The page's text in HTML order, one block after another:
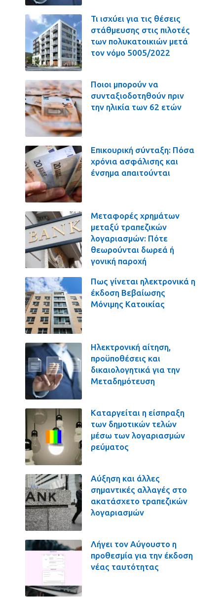
Τι ισχύει για τις θέσεις
στάθμευσης στις πιλοτές
των πολυκατοικιών μετά
τον νόμο 5005/2022
Ποιοι μπορούν να
συνταξιοδοτηθούν πριν
την ηλικία των 62 ετών
Επικουρική σύνταξη: Πόσα
χρόνια ασφάλισης και
ένσημα απαιτούνται
Μεταφορές χρημάτων
μεταξύ τραπεζικών
λογαριασμών: Πότε
θεωρούνται δωρεά ή
γονική παροχή
Πως γίνεται ηλεκτρονικά η
έκδοση Βεβαίωσης
Μόνιμης Κατοικίας
Ηλεκτρονική αίτηση,
προϋποθέσεις και
δικαιολογητικά για την
Μεταδημότευση
Καταργείται η είσπραξη
των δημοτικών τελών
μέσω των λογαριασμών
ρεύματος
Αύξηση και άλλες
σημαντικές αλλαγές στο
ακατάσχετο τραπεζικών
λογαριασμών
Λήγει τον Αύγουστο η
προθεσμία για την έκδοση
νέας ταυτότητας